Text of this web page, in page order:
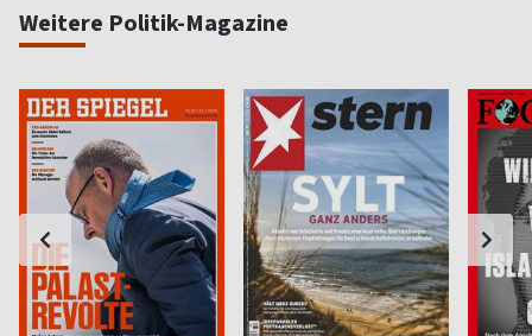
Weitere Politik-Magazine